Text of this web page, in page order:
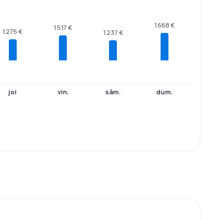
1.275 €
joi
1.517 €
vin.
1.237 €
sâm.
1.668 €
dum.